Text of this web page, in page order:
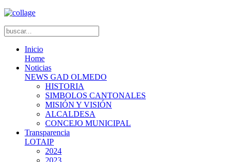
Inicio
Home
Noticias
NEWS GAD OLMEDO
HISTORIA
SIMBOLOS CANTONALES
MISIÓN Y VISIÓN
ALCALDESA
CONCEJO MUNICIPAL
Transparencia
LOTAIP
2024
2023